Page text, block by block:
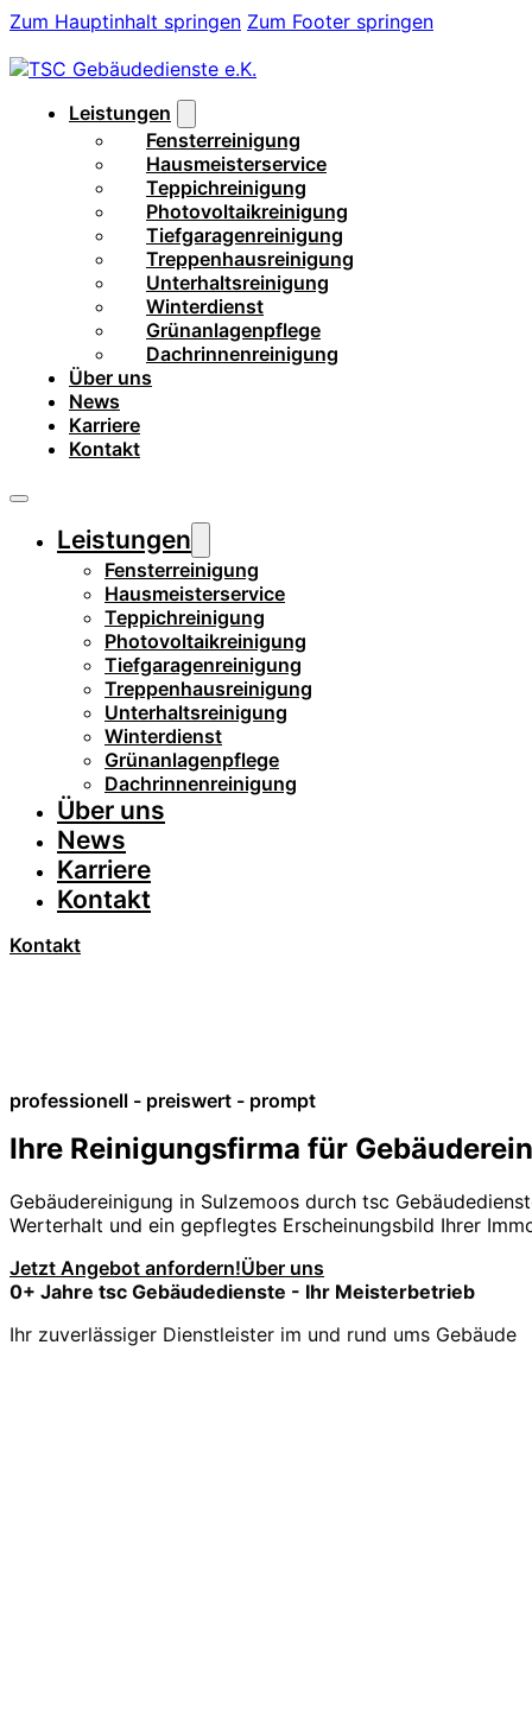
Zum Hauptinhalt springen Zum Footer springen
Leistungen
Fensterreinigung
Hausmeisterservice
Teppichreinigung
Photovoltaikreinigung
Tiefgaragenreinigung
Treppenhausreinigung
Unterhaltsreinigung
Winterdienst
Grünanlagenpflege
Dachrinnenreinigung
Über uns
News
Karriere
Kontakt
Leistungen
Fensterreinigung
Hausmeisterservice
Teppichreinigung
Photovoltaikreinigung
Tiefgaragenreinigung
Treppenhausreinigung
Unterhaltsreinigung
Winterdienst
Grünanlagenpflege
Dachrinnenreinigung
Über uns
News
Karriere
Kontakt
Kontakt
professionell - preiswert - prompt
Ihre Reinigungsfirma für
Gebäudereinigung in Sulzemoos durch tsc
Werterhalt und ein gepflegtes Erscheinungsbild Ihrer
Jetzt Angebot anfordern!Über uns
0+ Jahre tsc Gebäudedienste - Ihr Meisterbetrieb
Ihr zuverlässiger Dienstleister im und rund ums Gebäude